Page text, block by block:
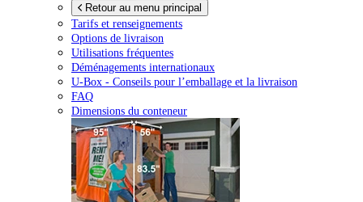
Retour au menu principal
Tarifs et renseignements
Options de livraison
Utilisations fréquentes
Déménagements internationaux
U-Box - Conseils pour l’emballage et la livraison
FAQ
Dimensions du conteneur